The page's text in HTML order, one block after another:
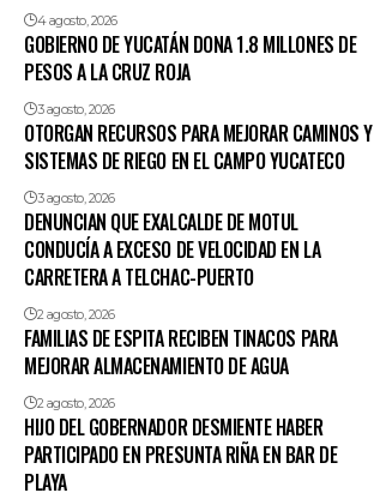
4 agosto, 2026
GOBIERNO DE YUCATÁN DONA 1.8 MILLONES DE
PESOS A LA CRUZ ROJA
3 agosto, 2026
OTORGAN RECURSOS PARA MEJORAR CAMINOS Y
SISTEMAS DE RIEGO EN EL CAMPO YUCATECO
3 agosto, 2026
DENUNCIAN QUE EXALCALDE DE MOTUL
CONDUCÍA A EXCESO DE VELOCIDAD EN LA
CARRETERA A TELCHAC-PUERTO
2 agosto, 2026
FAMILIAS DE ESPITA RECIBEN TINACOS PARA
MEJORAR ALMACENAMIENTO DE AGUA
2 agosto, 2026
HIJO DEL GOBERNADOR DESMIENTE HABER
PARTICIPADO EN PRESUNTA RIÑA EN BAR DE
PLAYA